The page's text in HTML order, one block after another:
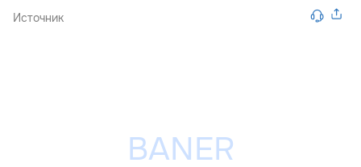
Источник